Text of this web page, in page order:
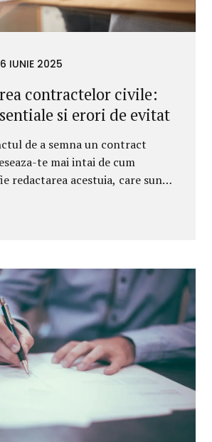
6 IUNIE 2025
contractelor civile:
si erori de evitat
de a semna un contract
te mai intai de cum
redactarea acestuia, care sunt
sunt aceste contracte civile,
si cand sunt necesare? Afla totul
de la un avocat care se
cu astfel de situatii. Ce
sa contina un contract civil?
contractelor civile se face dupa
si valabila in orice...